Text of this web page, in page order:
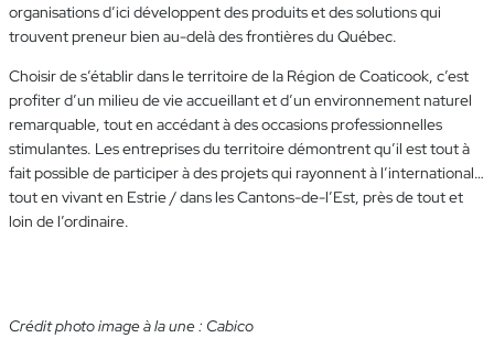
organisations d’ici développent des produits et des solutions qui
trouvent preneur bien au-delà des frontières du Québec.
Choisir de s’établir dans le territoire de la Région de Coaticook, c’est
profiter d’un milieu de vie accueillant et d’un environnement naturel
remarquable, tout en accédant à des occasions professionnelles
stimulantes. Les entreprises du territoire démontrent qu’il est tout à
fait possible de participer à des projets qui rayonnent à l’international…
tout en vivant en Estrie / dans les Cantons-de-l’Est, près de tout et
loin de l’ordinaire.
Crédit photo image à la une : Cabico